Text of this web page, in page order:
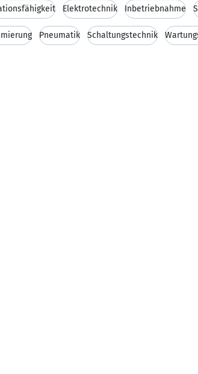
Elektrotechnik Inbetriebnahme
Pneumatik Schaltungstechnik